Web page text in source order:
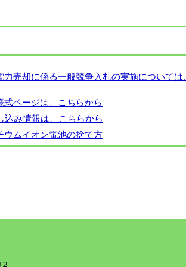
力売却に係る一般競争入札の実施については
式ページは、こちらから
込み情報は、こちらから
ウムイオン電池の捨て方